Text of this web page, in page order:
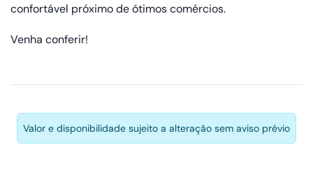
confortável próximo de ótimos comércios.
Venha conferir!
Valor e disponibilidade sujeito a alteração sem aviso prévio